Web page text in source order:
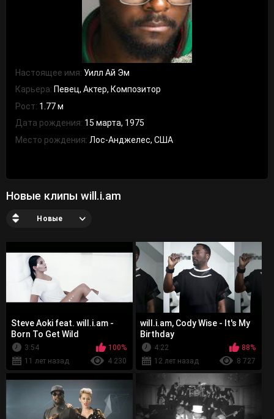
Настоящее имя: Уилл Ай Эм
Карьера: Певец, Актер, Композитор
Рост: 1.77 м
Дата рождения: 15 марта, 1975
Место рождения: Лос-Анджелес, США
Новые клипы will.i.am
Новые
Steve Aoki feat. will.i.am -
Born To Get Wild
3:54
100%
11 лет назад
4 230
will.i.am, Cody Wise - It's My
Birthday
4:22
88%
12 лет назад
8 727